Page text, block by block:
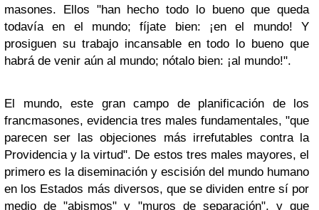
masones. Ellos "han hecho todo lo bueno que queda
todavía en el mundo; fíjate bien: ¡en el mundo! Y
prosiguen su trabajo incansable en todo lo bueno que
habrá de venir aún al mundo; nótalo bien: ¡al mundo!".
El mundo, este gran campo de planificación de los
francmasones, evidencia tres males fundamentales, "que
parecen ser las objeciones más irrefutables contra la
Providencia y la virtud". De estos tres males mayores, el
primero es la diseminación y escisión del mundo humano
en los Estados más diversos, que se dividen entre sí por
medio de "abismos" y "muros de separación", y que